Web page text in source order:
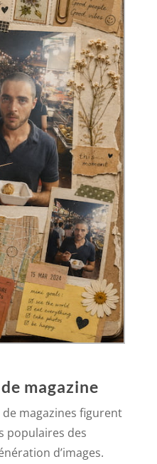
magazine
magazines figurent
populaires des
d’images.